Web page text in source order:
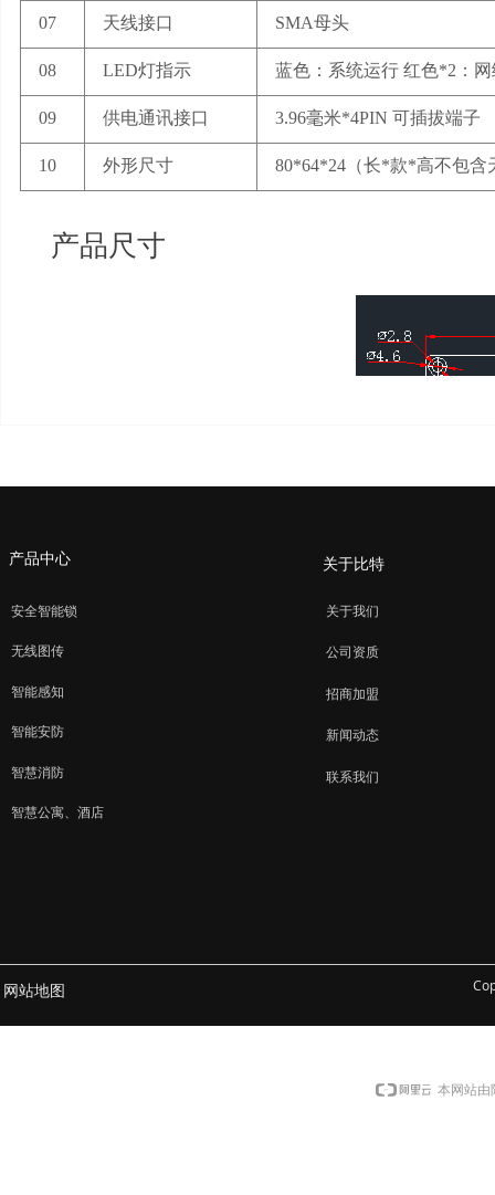
07 天线接口 SMA母头
08 LED灯指示 蓝色：系统运行 红色*2：网
09 供电通讯接口 3.96毫米*4PIN 可插拔端子
10 外形尺寸 80*64*24（长*款*高不包含
产品尺寸
产品中心
安全智能锁
无线图传
智能感知
智能安防
智慧消防
智慧公寓、酒店
关于我们
公司资质
招商加盟
新闻动态
联系我们
关于比特
网站地图
本网站由